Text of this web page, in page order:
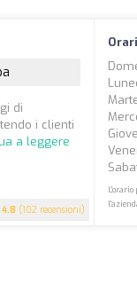
4.8 (102 recensioni)
di
i clienti
a leggere
L'orario